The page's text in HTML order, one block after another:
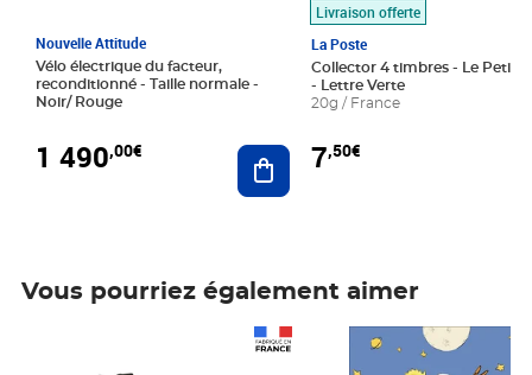
Nouvelle Attitude
Vélo électrique du facteur,
reconditionné - Taille normale -
Noir/ Rouge
1 490,00€ Ajouter au panier
Livraison offerte
La Poste
Collector 4 timbres - Le Petit
- Lettre Verte
20g / France
7,50€
Vous pourriez également aimer
Prix 7,50€